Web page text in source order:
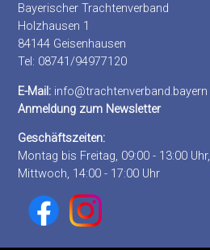
Bayerischer Trachtenverband
Holzhausen 1
84144 Geisenhausen
Tel: 08741/94977120
E-Mail: info@trachtenverband.bayern
Anmeldung zum Newsletter
Geschäftszeiten:
Montag bis Freitag, 09:00 - 13:00 Uhr,
Mittwoch, 14:00 - 17:00 Uhr